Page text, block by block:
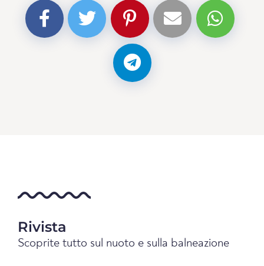
Rivista
Scoprite tutto sul nuoto e sulla balneazione